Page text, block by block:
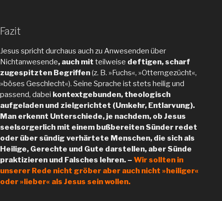
Fazit
Jesus spricht durchaus auch zu Anwesenden über
Nichtanwesende, auch mit teilweise deftigen, scharf
zugespitzten Begriffen(z. B. »Fuchs«, »Otterngezücht«,
»böses Geschlecht«). Seine Sprache ist stets heilig und
passend, dabei kontextgebunden, theologisch
aufgeladen und zielgerichtet (Umkehr, Entlarvung).
Man erkennt Unterschiede, je nachdem, ob Jesus
seelsorgerlich mit einem bußbereiten Sünder redet
oder über sündig verhärtete Menschen, die sich als
Heilige, Gerechte und Gute darstellen, aber Sünde
praktizieren und Falsches lehren. – Wir sollten in
unserer Rede nicht gröber aber auch nicht »heiliger«
oder »lieber« als Jesus sein wollen.